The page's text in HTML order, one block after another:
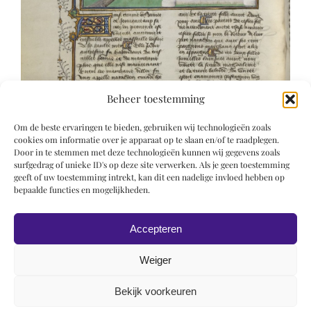
Beheer toestemming
Om de beste ervaringen te bieden, gebruiken wij technologieën zoals
cookies om informatie over je apparaat op te slaan en/of te raadplegen.
Door in te stemmen met deze technologieën kunnen wij gegevens zoals
surfgedrag of unieke ID's op deze site verwerken. Als je geen toestemming
geeft of uw toestemming intrekt, kan dit een nadelige invloed hebben op
bepaalde functies en mogelijkheden.
Accepteren
Weiger
Bekijk voorkeuren